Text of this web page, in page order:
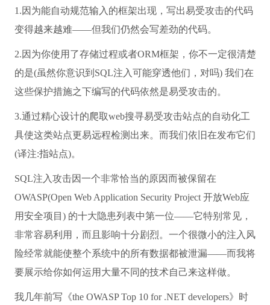
1.因为能自动规范输入的框架出现，写出易受攻击的代码
变得越来越难——但我们仍然会写差劲的代码。
2.因为你使用了存储过程或者ORM框架，你不一定很清楚
的是(虽然你意识到SQL注入可能穿透他们，对吗) 我们在
这些保护措施之下编写的代码依然是易受攻击的。
3.通过精心设计的爬取web搜寻易受攻击站点的自动化工
具使这类站点更易远程检测出来。而我们依旧在发布它们
(译注:指站点)。
SQL注入攻击因一个非常恰当的原因而被保留在
OWASP(Open Web Application Security Project 开放Web应
用安全项目) 的十大隐患列表中第一位——它特别常见，
非常容易利用，而且影响十分剧烈。一个很微小的注入风
险经常就能使整个系统中的所有数据都被泄漏——而我将
要展示给你如何运用大量不同的技术自己来这样做。
我几年前写《the OWASP Top 10 for .NET developers》时